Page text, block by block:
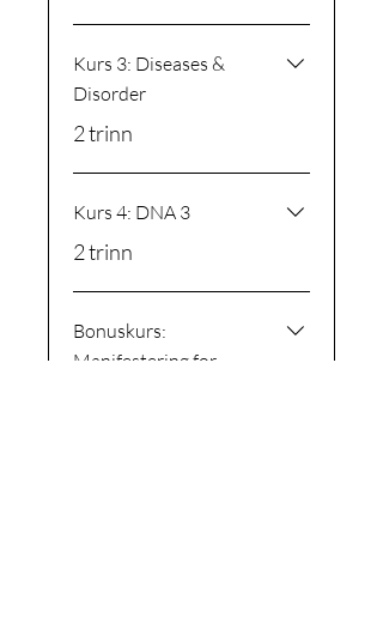
Kurs 3: Diseases &
Disorder
.2 trinn
Kurs 4: DNA 3
.2 trinn
Bonuskurs:
Manifestering for